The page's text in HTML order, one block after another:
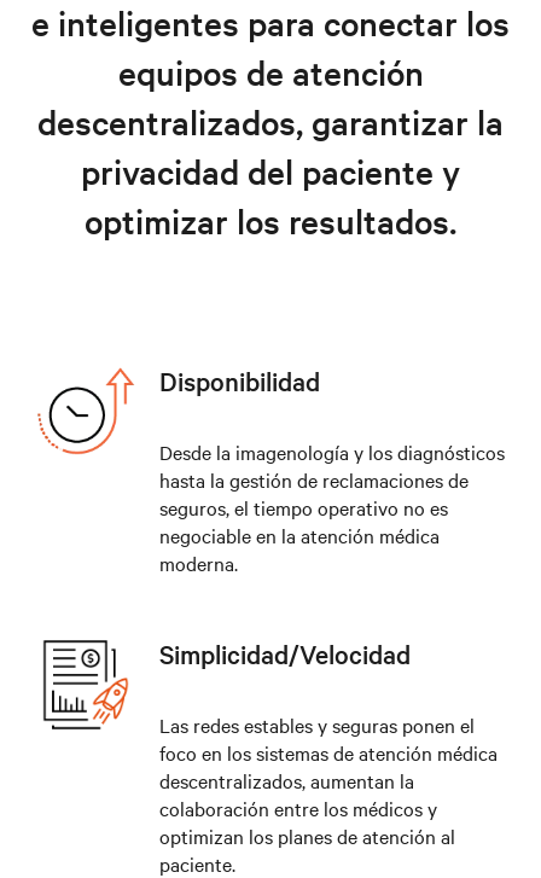
e inteligentes para conectar los
equipos de atención
descentralizados, garantizar la
privacidad del paciente y
optimizar los resultados.
Disponibilidad
Desde la imagenología y los diagnósticos
hasta la gestión de reclamaciones de
seguros, el tiempo operativo no es
negociable en la atención médica
moderna.
Simplicidad/Velocidad
Las redes estables y seguras ponen el
foco en los sistemas de atención médica
descentralizados, aumentan la
colaboración entre los médicos y
optimizan los planes de atención al
paciente.